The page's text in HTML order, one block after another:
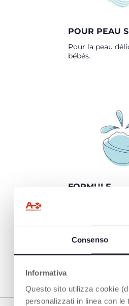
Consenso
Informativa
Questo sito utilizza cookie
personalizzati in linea con
POUR PEAU
Pour la peau
bébés.
FORMULE